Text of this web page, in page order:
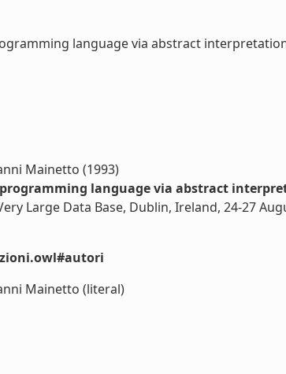
language via abstract
Mainetto (1993)
language via abstract
Large Data Base, Dublin, Ireland, 24-27
Mainetto (literal)